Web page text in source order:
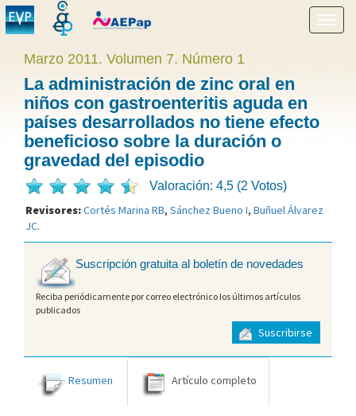
menú
Marzo 2011. Volumen 7. Número 1
La administración de zinc oral en
niños con gastroenteritis aguda en
países desarrollados no tiene efecto
beneficioso sobre la duración o
gravedad del episodio
Valoración: 4,5 (2 Votos)
Revisores:Cortés Marina RB, Sánchez Bueno I, Buñuel Álvarez
JC.
Suscripción gratuita al boletín de novedades
Reciba periódicamente por correo electrónico los últimos artículos
publicados
Suscribirse
Resumen Artículo completo